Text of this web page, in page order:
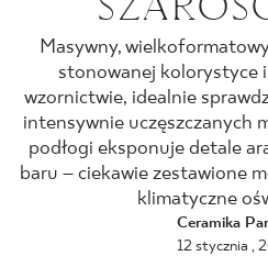
GDZIE
O
Masywny,
stonowanej kolorystyce
wzornictwie, idealnie
intensywnie uczęszczanych
podłogi eksponuje detale
baru – ciekawie zestawione
klimatyczne
Ceramika
12 stycznia ,